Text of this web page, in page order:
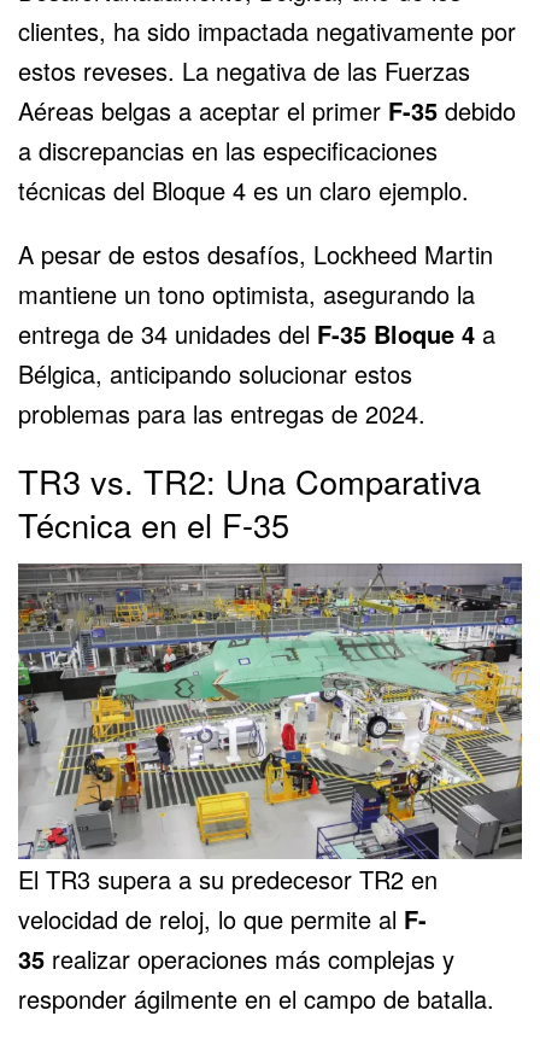
clientes, ha sido impactada negativamente por
estos reveses. La negativa de las Fuerzas
Aéreas belgas a aceptar el primer F-35 debido
a discrepancias en las especificaciones
técnicas del Bloque 4 es un claro ejemplo.
A pesar de estos desafíos, Lockheed Martin
mantiene un tono optimista, asegurando la
entrega de 34 unidades del F-35 Bloque 4 a
Bélgica, anticipando solucionar estos
problemas para las entregas de 2024.
TR3 vs. TR2: Una Comparativa
Técnica en el F-35
El TR3 supera a su predecesor TR2 en
velocidad de reloj, lo que permite al F-
35 realizar operaciones más complejas y
responder ágilmente en el campo de batalla.